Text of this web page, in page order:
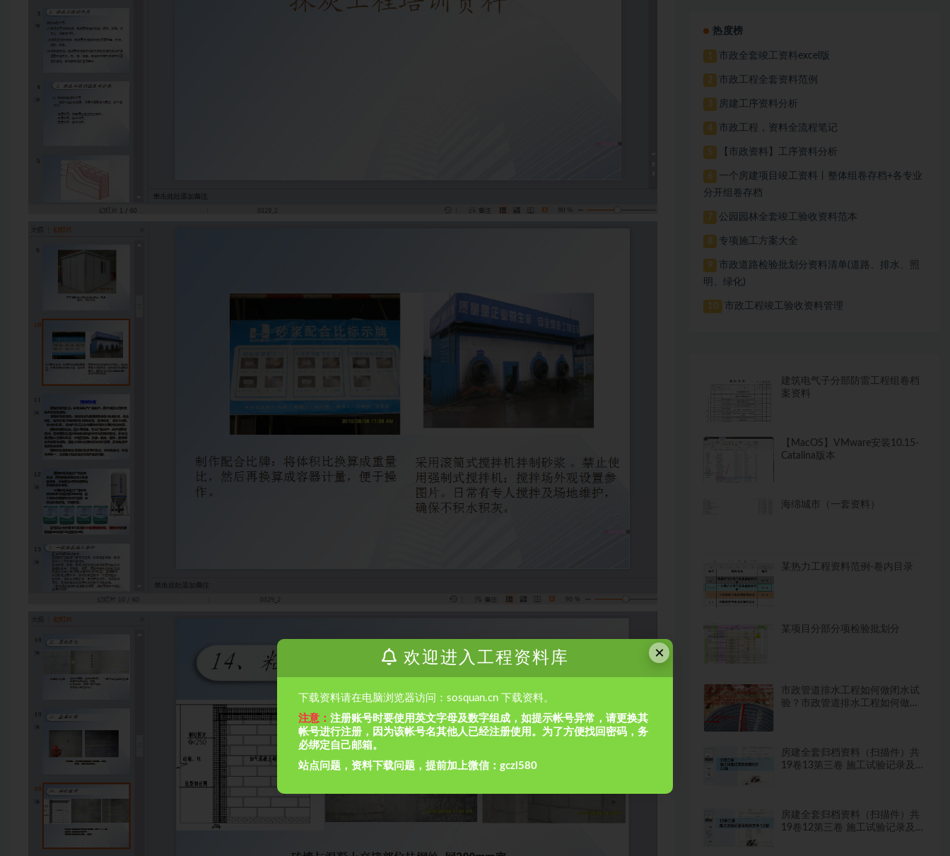
热度榜
1 市政全套竣工资料excel版
2 市政工程全套资料范例
3 房建工序资料分析
4 市政工程，资料全流程笔记
5 【市政资料】工序资料分析
6
一个房建项目竣工资料丨整体组卷存档+各专业
分开组卷存档
7 公园园林全套竣工验收资料范本
8 专项施工方案大全
9
市政道路检验批划分资料清单(道路、排水、照
明、绿化)
10 市政工程竣工验收资料管理
建筑电气子分部防雷工程组卷档
案资料
【MacOS】VMware安装10.15-
Catalina版本
海绵城市（一套资料）
某热力工程资料范例-卷内目录
某项目分部分项检验批划分
市政管道排水工程如何做闭水试
验？市政管道排水工程如何做闭
房建全套归档资料（扫描件）共
19卷13第三卷 施工试验记录及
房建全套归档资料（扫描件）共
19卷12第三卷 施工试验记录及
×
欢迎进入工程资料库
下载资料请在电脑浏览器访问：sosquan.cn 下载资料。
注意： 注册账号时要使用英文字母及数字组成，如提示帐号异常，请更换其
帐号进行注册，因为该帐号名其他人已经注册使用。为了方便找回密码，务
必绑定自己邮箱。
站点问题，资料下载问题，提前加上微信：gczl580